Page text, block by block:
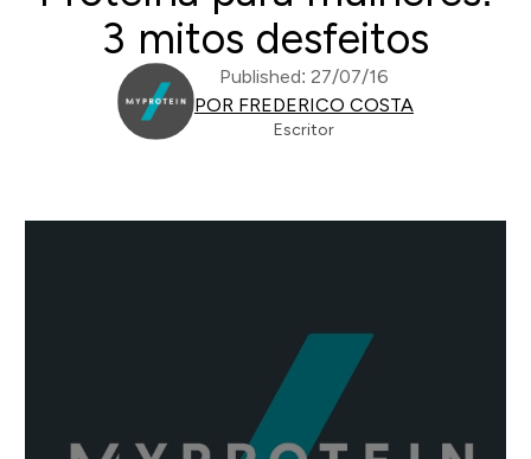
3 mitos desfeitos
Published: 27/07/16
POR FREDERICO COSTA
Escritor